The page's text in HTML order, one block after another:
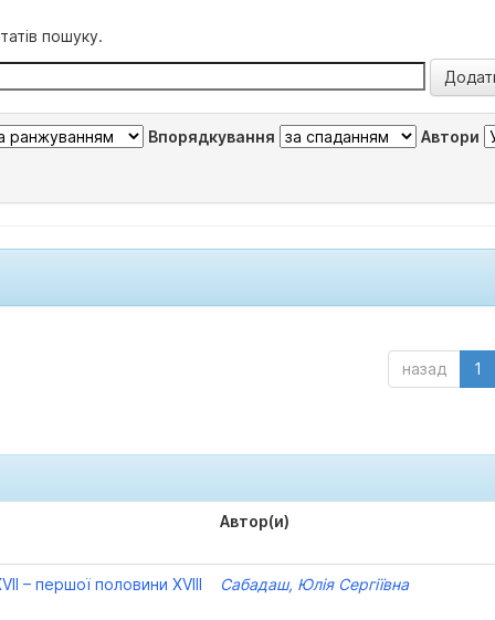
пошуку.
Впорядкування Автори
назад 1
Автор(и)
– першої половини XVIII Сабадаш, Юлія Сергіївна